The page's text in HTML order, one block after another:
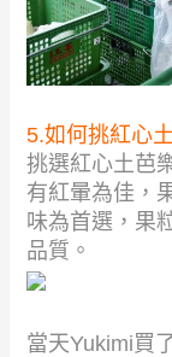
5.如何挑紅心
挑選紅心土芭
有紅暈為佳，
味為首選，果
品質。
當天Yukimi買